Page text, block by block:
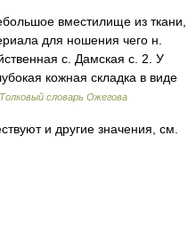
вместилище из ткани,
для ношения чего н.
с. Дамская с. 2. У
кожная складка в виде
Толковый словарь Ожегова
и другие значения, см.